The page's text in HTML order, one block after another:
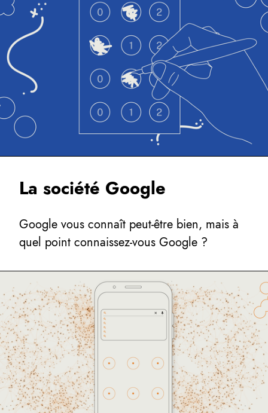
La société Google
Google vous connaît peut-être bien, mais à
quel point connaissez-vous Google ?